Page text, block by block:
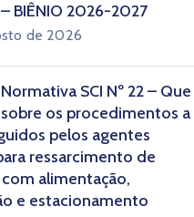
BIÊNIO 2026-2027
de 2026
SCI Nº 22 – Que
os procedimentos a
pelos agentes
ressarcimento de
alimentação,
e estacionamento